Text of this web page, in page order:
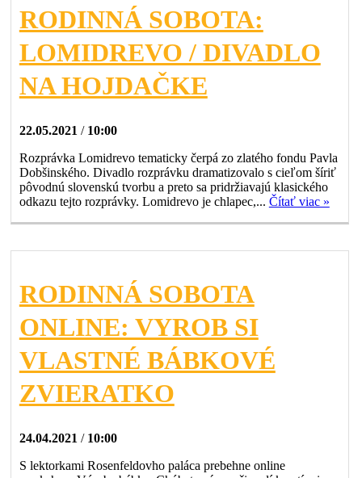
RODINNÁ SOBOTA:
LOMIDREVO / DIVADLO
NA HOJDAČKE
22.05.2021 / 10:00
Rozprávka Lomidrevo tematicky čerpá zo zlatého fondu Pavla
Dobšinského. Divadlo rozprávku dramatizovalo s cieľom šíriť
pôvodnú slovenskú tvorbu a preto sa pridržiavajú klasického
odkazu tejto rozprávky. Lomidrevo je chlapec,... Čítať viac »
RODINNÁ SOBOTA
ONLINE: VYROB SI
VLASTNÉ BÁBKOVÉ
ZVIERATKO
24.04.2021 / 10:00
S lektorkami Rosenfeldovho paláca prebehne online